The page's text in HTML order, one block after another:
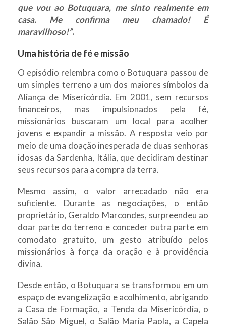
que vou ao Botuquara, me sinto realmente em
casa. Me confirma meu chamado! É
maravilhoso!”.
Uma história de fé e missão
O episódio relembra como o Botuquara passou de
um simples terreno a um dos maiores símbolos da
Aliança de Misericórdia. Em 2001, sem recursos
financeiros, mas impulsionados pela fé,
missionários buscaram um local para acolher
jovens e expandir a missão. A resposta veio por
meio de uma doação inesperada de duas senhoras
idosas da Sardenha, Itália, que decidiram destinar
seus recursos para a compra da terra.
Mesmo assim, o valor arrecadado não era
suficiente. Durante as negociações, o então
proprietário, Geraldo Marcondes, surpreendeu ao
doar parte do terreno e conceder outra parte em
comodato gratuito, um gesto atribuído pelos
missionários à força da oração e à providência
divina.
Desde então, o Botuquara se transformou em um
espaço de evangelização e acolhimento, abrigando
a Casa de Formação, a Tenda da Misericórdia, o
Salão São Miguel, o Salão Maria Paola, a Capela